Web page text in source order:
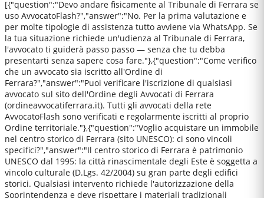
[{"question":"Devo andare fisicamente al Tribunale di Ferrara se
uso AvvocatoFlash?","answer":"No. Per la prima valutazione e
per molte tipologie di assistenza tutto avviene via WhatsApp. Se
la tua situazione richiede un'udienza al Tribunale di Ferrara,
l'avvocato ti guiderà passo passo — senza che tu debba
presentarti senza sapere cosa fare."},{"question":"Come verifico
che un avvocato sia iscritto all'Ordine di
Ferrara?","answer":"Puoi verificare l'iscrizione di qualsiasi
avvocato sul sito dell'Ordine degli Avvocati di Ferrara
(ordineavvocatiferrara.it). Tutti gli avvocati della rete
AvvocatoFlash sono verificati e regolarmente iscritti al proprio
Ordine territoriale."},{"question":"Voglio acquistare un immobile
nel centro storico di Ferrara (sito UNESCO): ci sono vincoli
specifici?","answer":"Il centro storico di Ferrara è patrimonio
UNESCO dal 1995: la città rinascimentale degli Este è soggetta a
vincolo culturale (D.Lgs. 42/2004) su gran parte degli edifici
storici. Qualsiasi intervento richiede l'autorizzazione della
Soprintendenza e deve rispettare i materiali tradizionali